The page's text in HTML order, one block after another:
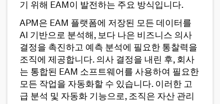
기 위해 EAM이 발전하는 주요 방식입니다.
APM은 EAM 플랫폼에 저장된 모든 데이터를
AI 기반으로 분석해, 보다 나은 비즈니스 의사
결정을 촉진하고 예측 분석에 필요한 통찰력을
조직에 제공합니다. 의사 결정을 내린 후, 회사
는 통합된 EAM 소프트웨어를 사용하여 필요한
모든 작업을 자동화할 수 있습니다. 이러한 고
급 분석 및 자동화 기능으로, 조직은 자산 관리